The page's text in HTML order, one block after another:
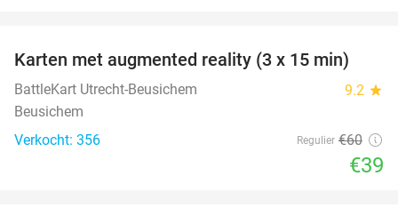
35%
Karten met augmented reality (3 x 15 min)
BattleKart Utrecht-Beusichem 9.2 star
Beusichem
Verkocht: 356
Regulier €60
€39